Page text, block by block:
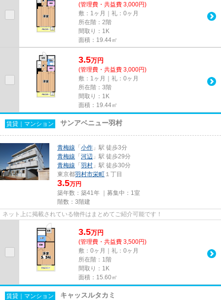
(管理費・共益費 3,000円)
敷：1ヶ月｜礼：0ヶ月
所在階：2階
間取り：1K
面積：19.44㎡
3.5万円
(管理費・共益費 3,000円)
敷：1ヶ月｜礼：0ヶ月
所在階：3階
間取り：1K
面積：19.44㎡
賃貸｜マンション サンアベニュー羽村
青梅線 「小作 」駅 徒歩3分
青梅線 「河辺 」駅 徒歩29分
青梅線 「羽村 」駅 徒歩30分
東京都羽村市栄町 １丁目
3.5万円
築年数：築41年 ｜募集中： 1室
階数：3階建
ネット上に掲載されている物件はまとめてご紹介可能です！
3.5万円
(管理費・共益費 3,500円)
敷：0ヶ月｜礼：0ヶ月
所在階：1階
間取り：1K
面積：15.60㎡
賃貸｜マンション キャッスルタカミ